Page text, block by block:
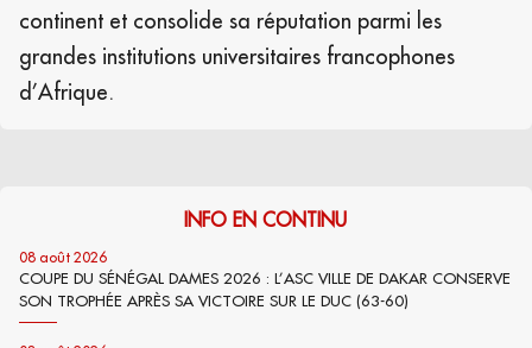
continent et consolide sa réputation parmi les
grandes institutions universitaires francophones
d’Afrique.
INFO EN CONTINU
08 août 2026
COUPE DU SÉNÉGAL DAMES 2026 : L’ASC VILLE DE DAKAR CONSERVE
SON TROPHÉE APRÈS SA VICTOIRE SUR LE DUC (63-60)